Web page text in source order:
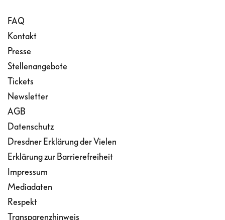
FAQ
Kontakt
Presse
Stellenangebote
Tickets
Newsletter
AGB
Datenschutz
Dresdner Erklärung der Vielen
Erklärung zur Barrierefreiheit
Impressum
Mediadaten
Respekt
Transparenzhinweis